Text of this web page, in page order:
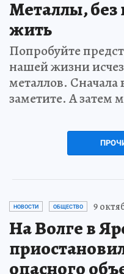
Металлы,
жить
Попробуйте
нашей жизни
металлов. Сначала
заметите. А затем
НОВОСТИ ОБЩЕСТВО 9
На Волге в
опасного